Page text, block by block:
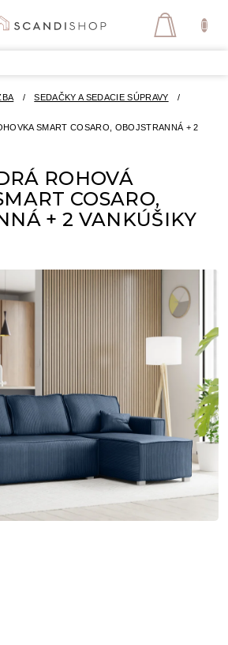
/ SEDAČKY A SEDACIE SÚPRAVY
/
SMART COSARO, OBOJSTRANNÁ + 2
ROHOVÁ
COSARO,
+ 2 VANKÚŠIKY